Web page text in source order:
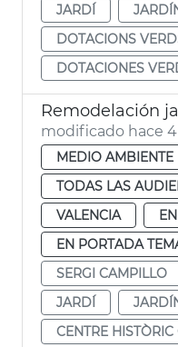
JARDÍ
DOTACIONS
DOTACIONES
modificado hace
MEDIO AMBIENTE
TODAS LAS
VALENCIA
EN PORTADA
SERGI CAMPILLO
JARDÍ
CENTRE